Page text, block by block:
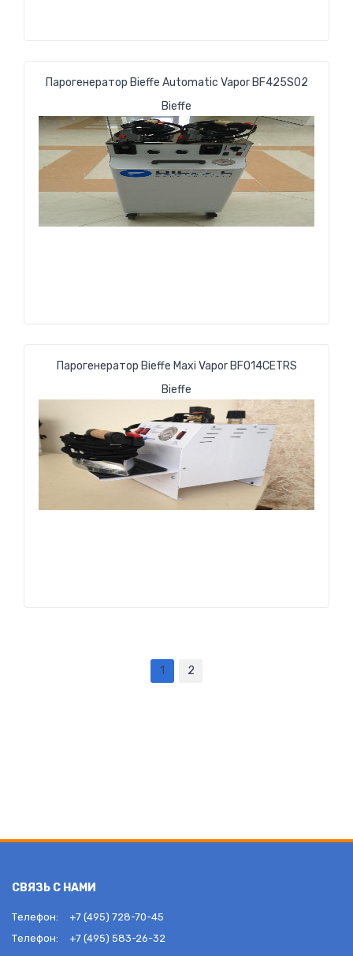
Парогенератор Bieffe Automatic Vapor BF425S02
Bieffe
Парогенератор Bieffe Maxi Vapor BF014CETRS
Bieffe
1 2
СВЯЗЬ С НАМИ
Телефон:
+7 (495) 728-70-45
Телефон:
+7 (495) 583-26-32